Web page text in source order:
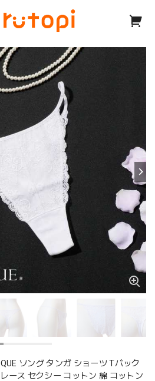
ソング タンガ ショーツ Tバック
ース セクシー コットン 綿 コットン